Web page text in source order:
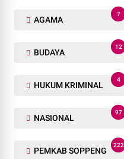
AGAMA
7
BUDAYA
12
HUKUM KRIMINAL
4
NASIONAL
97
PEMKAB SOPPENG
222